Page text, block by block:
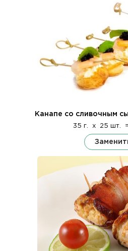
Канапе со сливочным
35 г. x 25 шт.